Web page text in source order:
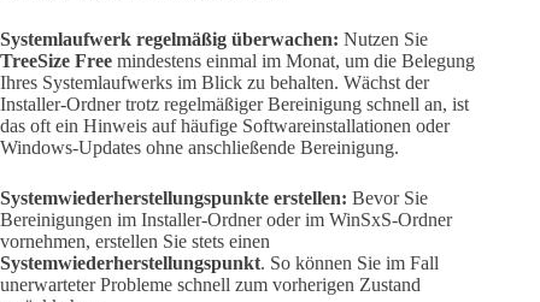
Systemlaufwerk regelmäßig überwachen: Nutzen Sie
TreeSize Free mindestens einmal im Monat, um die Belegung
Ihres Systemlaufwerks im Blick zu behalten. Wächst der
Installer-Ordner trotz regelmäßiger Bereinigung schnell an, ist
das oft ein Hinweis auf häufige Softwareinstallationen oder
Windows-Updates ohne anschließende Bereinigung.
Systemwiederherstellungspunkte erstellen: Bevor Sie
Bereinigungen im Installer-Ordner oder im WinSxS-Ordner
vornehmen, erstellen Sie stets einen
Systemwiederherstellungspunkt. So können Sie im Fall
unerwarteter Probleme schnell zum vorherigen Zustand